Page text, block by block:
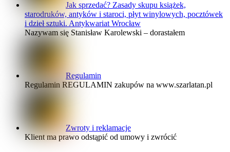
Jak sprzedać? Zasady skupu książek,
starodruków, antyków i staroci, płyt winylowych, pocztówek
i dzieł sztuki. Antykwariat Wrocław
Nazywam się Stanisław Karolewski – dorastałem
Regulamin
Regulamin REGULAMIN zakupów na www.szarlatan.pl
Zwroty i reklamacje
Klient ma prawo odstąpić od umowy i zwrócić